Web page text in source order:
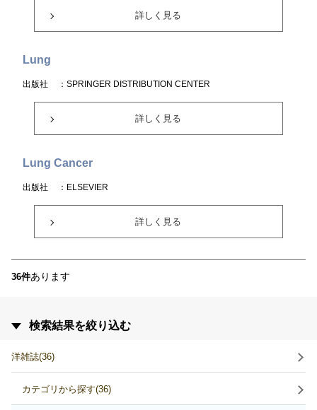
詳しく見る
Lung
出版社 ：SPRINGER DISTRIBUTION CENTER
詳しく見る
Lung Cancer
出版社 ：ELSEVIER
詳しく見る
36件あります
検索結果を絞り込む
洋雑誌(36)
カテゴリから探す(36)